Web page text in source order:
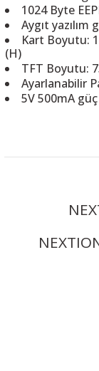
1024 Byte
Aygıt
Kart Boyutu:
(H)
TFT Boyutu:
Ayarlanabilir
5V 500mA